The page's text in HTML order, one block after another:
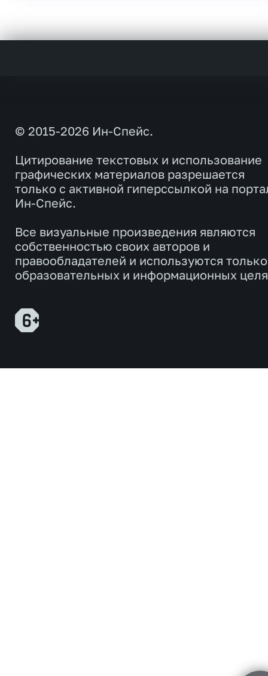
© 2015-2026 Ин-Спейс.
Цитирование текстовых и использование
графических материалов разрешается
только с активной гиперссылкой на
Ин-Спейс.
Все визуальные произведения являются
собственностью своих авторов и
правообладателей и используются
образовательных и информационных